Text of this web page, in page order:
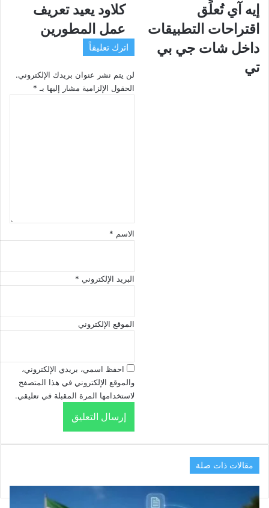
أوبن
إيه
آي
تُعلِّق
اقتراحات
التطبيقات
إيه آي تُعلِّق
اقتراحات التطبيقات
داخل شات جي بي
تي
منصة
سلاك
وتطبيق
كلاود
يعيد
عمل
المطورين
كلاود يعيد تعريف
عمل المطورين
اترك تعليقاً
لن يتم نشر عنوان بريدك الإلكتروني.
الحقول الإلزامية مشار إليها بـ *
الاسم *
البريد الإلكتروني *
الموقع الإلكتروني
احفظ اسمي، بريدي الإلكتروني،
والموقع الإلكتروني في هذا المتصفح
لاستخدامها المرة المقبلة في تعليقي.
مقالات ذات صلة